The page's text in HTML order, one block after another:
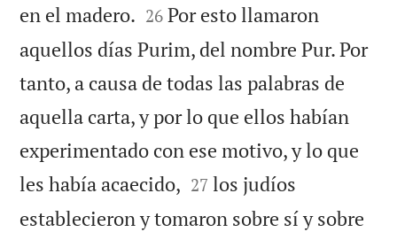
en el madero. 

26 Por esto llamaron
aquellos días Purim, del nombre Pur. Por
tanto, a causa de todas las palabras de
aquella carta, y por lo que ellos habían
experimentado con ese motivo, y lo que
les había acaecido, 

27 los judíos
establecieron y tomaron sobre sí y sobre